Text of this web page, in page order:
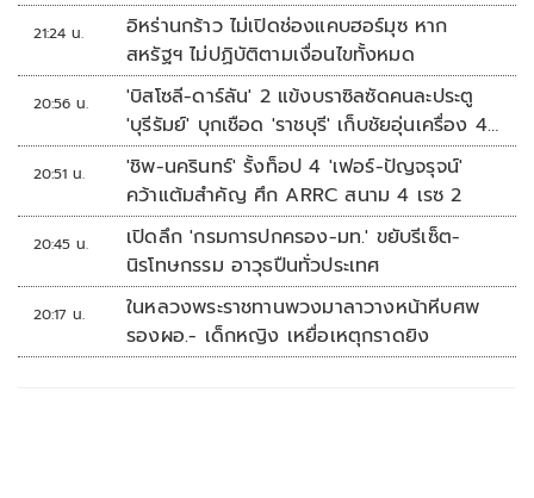
21:24 น.
อิหร่านกร้าว ไม่เปิดช่องแคบฮอร์มุซ หาก
สหรัฐฯ ไม่ปฏิบัติตามเงื่อนไขทั้งหมด
20:56 น.
'บิสโซลี-ดาร์ลัน' 2 แข้งบราซิลซัดคนละประตู
'บุรีรัมย์' บุกเชือด 'ราชบุรี' เก็บชัยอุ่นเครื่อง 4
นัดรวด
20:51 น.
'ชิพ-นครินทร์' รั้งท็อป 4 'เฟอร์-ปัญจรุจน์'
คว้าแต้มสำคัญ ศึก ARRC สนาม 4 เรซ 2
20:45 น.
เปิดลึก 'กรมการปกครอง-มท.' ขยับรีเซ็ต-
นิรโทษกรรม อาวุธปืนทั่วประเทศ
20:17 น.
ในหลวงพระราชทานพวงมาลาวางหน้าหีบศพ
รองผอ.- เด็กหญิง เหยื่อเหตุกราดยิง